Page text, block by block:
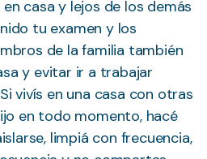
casa y lejos de los demás
tu examen y los
de la familia también
y evitar ir a trabajar
vivís en una casa con otras
en todo momento, hacé
limpiá con frecuencia,